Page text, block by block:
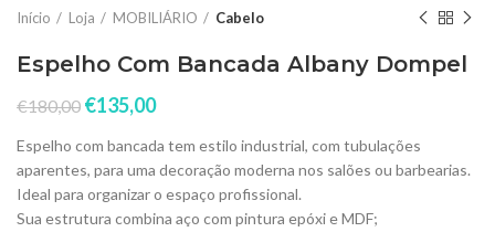
Início Loja MOBILIÁRIO Cabelo
Espelho Com Bancada Albany Dompel
€180,00 €135,00
Espelho com bancada tem estilo industrial, com tubulações
aparentes, para uma decoração moderna nos salões ou barbearias.
Ideal para organizar o espaço profissional.
Sua estrutura combina aço com pintura epóxi e MDF;